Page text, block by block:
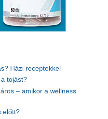
Házi receptekkel
tojást?
– amikor a wellness
előtt?